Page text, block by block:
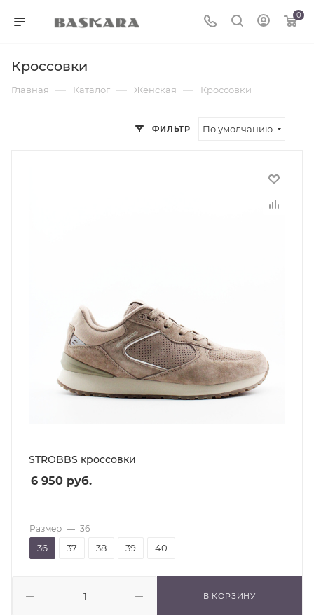
0
Кроссовки
Главная — Каталог — Женская — Кроссовки
ФИЛЬТР По умолчанию
STROBBS кроссовки
6 950 руб.
В КОРЗИНУ
Размер — 36
36 37 38 39 40